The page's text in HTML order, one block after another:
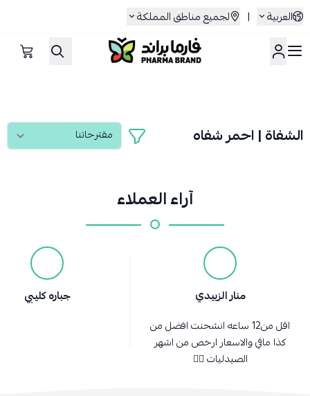
العربية | لجميع مناطق المملكة
صيدلية فارما براند
الشفاة | احمر شفاه
آراء العملاء
منار الزبيدي
اقل من12 ساعه انشحنت افضل من
كذا مافي والاسعار ارخص من اشهر
الصيدليات 👍🏻
جباره كليبي